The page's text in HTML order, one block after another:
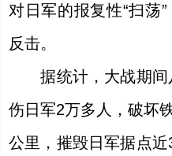
对日军的报复性“扫荡
反击。
据统计，大战期间
伤日军2万多人，破坏
公里，摧毁日军据点